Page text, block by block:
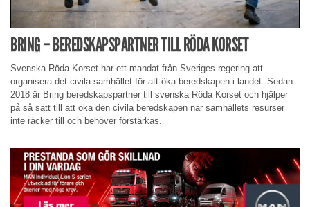
BRING – BEREDSKAPSPARTNER TILL RÖDA KORSET
Svenska Röda Korset har ett mandat från Sveriges regering att
organisera det civila samhället för att öka beredskapen i landet. Sedan
2018 är Bring beredskapspartner till svenska Röda Korset och hjälper
på så sätt till att öka den civila beredskapen när samhällets resurser
inte räcker till och behöver förstärkas.